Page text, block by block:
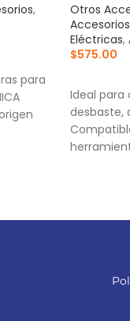
,
para
Otros
Eléctricas,
$575.00
Ideal para
desbaste,